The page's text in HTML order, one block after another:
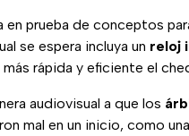
prueba de conceptos
se espera incluya un reloj
más rápida y eficiente el
audiovisual a que los
mal en un inicio, como una